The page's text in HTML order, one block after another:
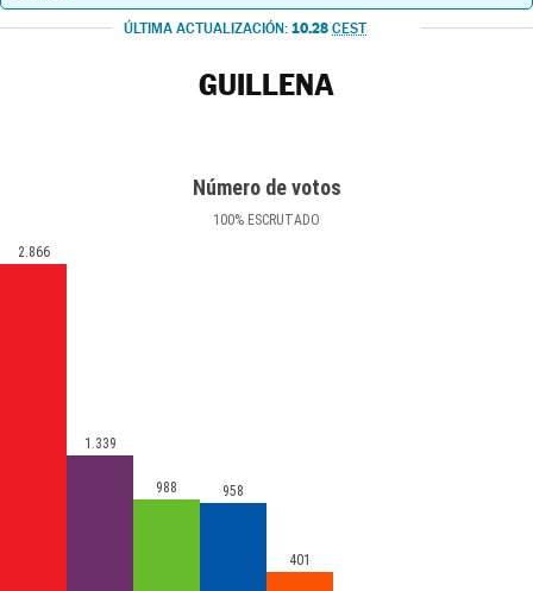
ÚLTIMA ACTUALIZACIÓN: 10.28 CEST
GUILLENA
Número de votos
100% ESCRUTADO
2.866
1.339
988 958
401